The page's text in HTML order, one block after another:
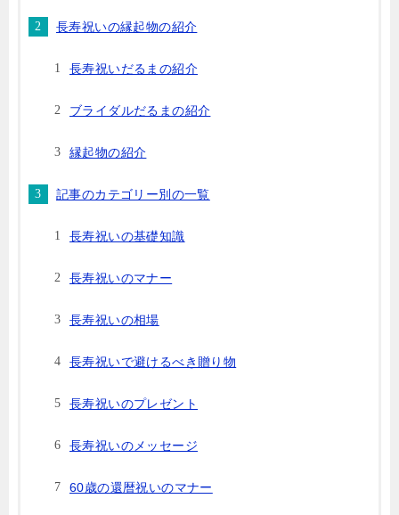
長寿祝いの縁起物の紹介
長寿祝いだるまの紹介
ブライダルだるまの紹介
縁起物の紹介
記事のカテゴリー別の一覧
長寿祝いの基礎知識
長寿祝いのマナー
長寿祝いの相場
長寿祝いで避けるべき贈り物
長寿祝いのプレゼント
長寿祝いのメッセージ
60歳の還暦祝いのマナー